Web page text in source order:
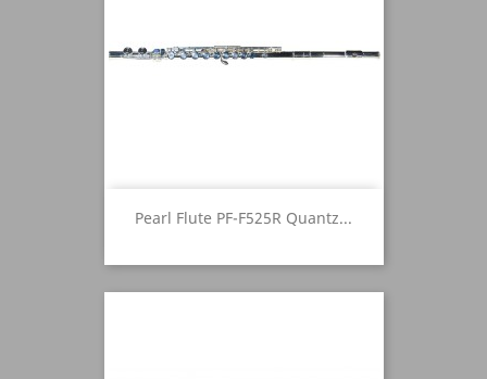
Pearl Flute PF-F525R Quantz...